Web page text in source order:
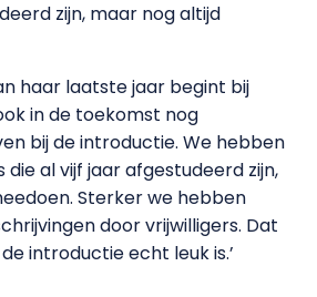
zijn, maar nog altijd
haar laatste jaar begint bij
in de toekomst nog
bij de introductie. We hebben
die al vijf jaar afgestudeerd zijn,
Sterker we hebben
door vrijwilligers. Dat
introductie echt leuk is.’